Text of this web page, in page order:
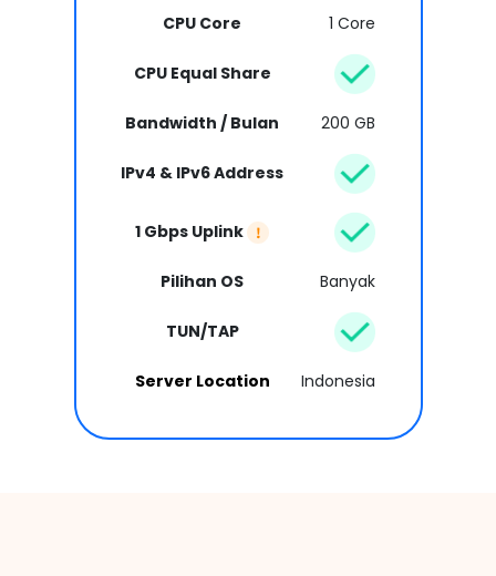
CPU Core
1 Core
CPU Equal Share
Bandwidth / Bulan 200 GB
IPv4 & IPv6 Address
1 Gbps Uplink
Pilihan OS Banyak
TUN/TAP
Server Location Indonesia